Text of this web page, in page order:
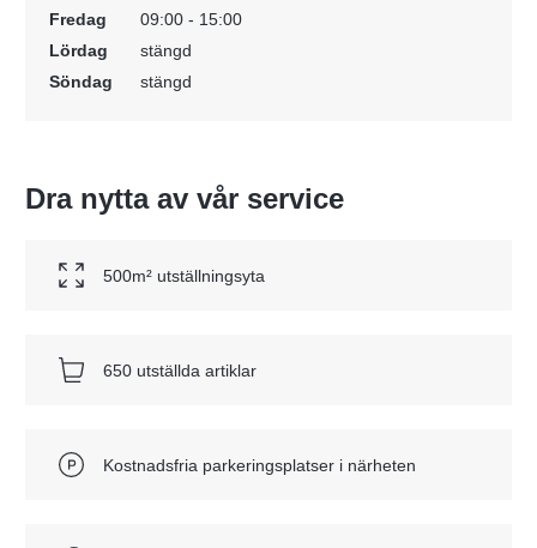
Fredag
09:00 - 15:00
Lördag
stängd
Söndag
stängd
Dra nytta av vår service
500m² utställningsyta
650 utställda artiklar
Kostnadsfria parkeringsplatser i närheten